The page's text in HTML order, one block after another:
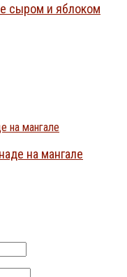
сыром и яблоком
на мангале